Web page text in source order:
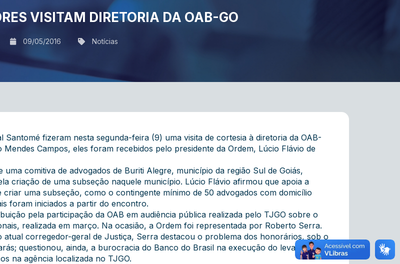
VISITAM DIRETORIA DA OAB-GO
09/05/2016 Notícias
fizeram nesta segunda-feira (9) uma visita de cortesia à diretoria da OAB-
Campos, eles foram recebidos pelo presidente da Ordem, Lúcio Flávio de
comitiva de advogados de Buriti Alegre, município da região Sul de Goiás,
criação de uma subseção naquele município. Lúcio Flávio afirmou que apoia a
uma subseção, como o contingente mínimo de 50 advogados com domicílio
foram iniciados a partir do encontro.
pela participação da OAB em audiência pública realizada pelo TJGO sobre o
realizada em março. Na ocasião, a Ordem foi representada por Roberto Serra.
atual corregedor-geral de Justiça, Serra destacou o problema dos honorários, sob o
questionou, ainda, a burocracia do Banco do Brasil na execução do levantamento
na agência localizada no TJGO.